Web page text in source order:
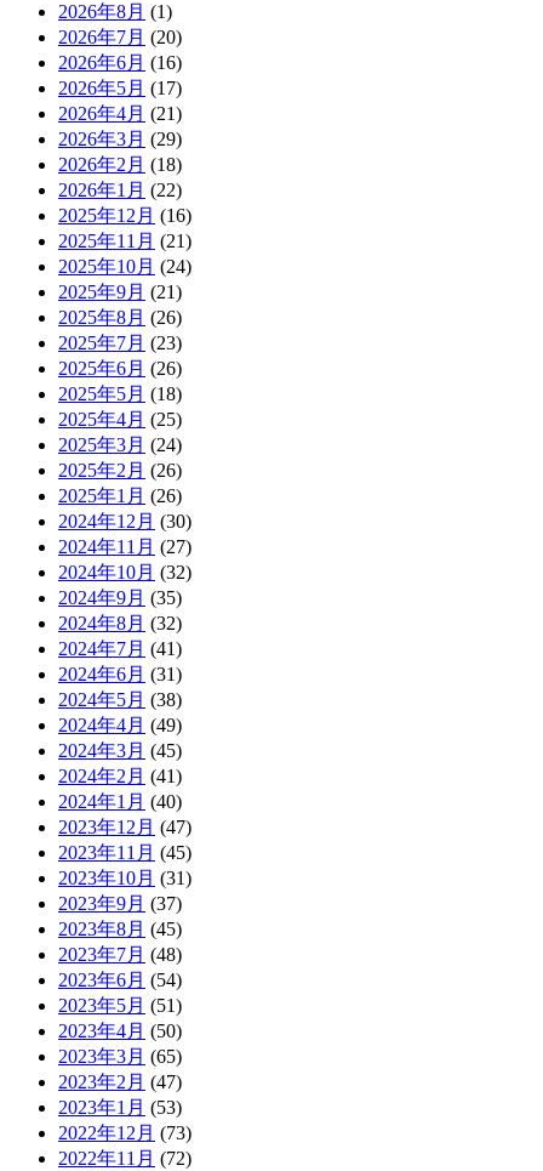
2026年8月 (1)
2026年7月 (20)
2026年6月 (16)
2026年5月 (17)
2026年4月 (21)
2026年3月 (29)
2026年2月 (18)
2026年1月 (22)
2025年12月 (16)
2025年11月 (21)
2025年10月 (24)
2025年9月 (21)
2025年8月 (26)
2025年7月 (23)
2025年6月 (26)
2025年5月 (18)
2025年4月 (25)
2025年3月 (24)
2025年2月 (26)
2025年1月 (26)
2024年12月 (30)
2024年11月 (27)
2024年10月 (32)
2024年9月 (35)
2024年8月 (32)
2024年7月 (41)
2024年6月 (31)
2024年5月 (38)
2024年4月 (49)
2024年3月 (45)
2024年2月 (41)
2024年1月 (40)
2023年12月 (47)
2023年11月 (45)
2023年10月 (31)
2023年9月 (37)
2023年8月 (45)
2023年7月 (48)
2023年6月 (54)
2023年5月 (51)
2023年4月 (50)
2023年3月 (65)
2023年2月 (47)
2023年1月 (53)
2022年12月 (73)
2022年11月 (72)